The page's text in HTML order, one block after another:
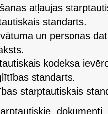
atļaujas
standarts.
un personas
kodeksa
standarts.
starptautiskais
dokumenti